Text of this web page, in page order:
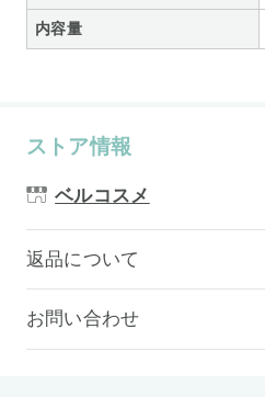
内容量
ストア情報
ベルコスメ
返品について
お問い合わせ